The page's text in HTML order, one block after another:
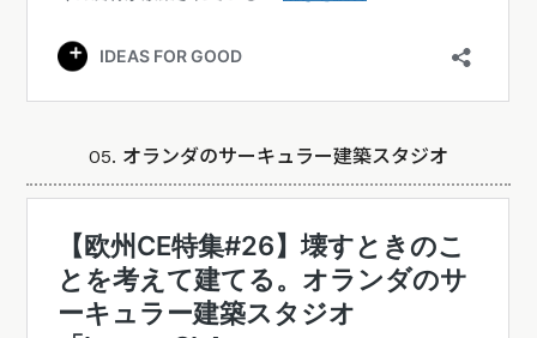
05. オランダのサーキュラー建築スタジオ